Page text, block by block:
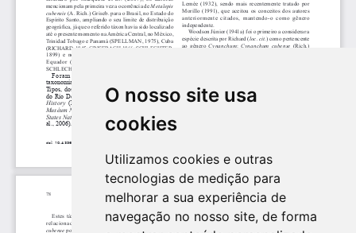
O nosso site usa
cookies
Utilizamos cookies e outras
tecnologias de medição para
melhorar a sua experiência de
navegação no nosso site, de forma